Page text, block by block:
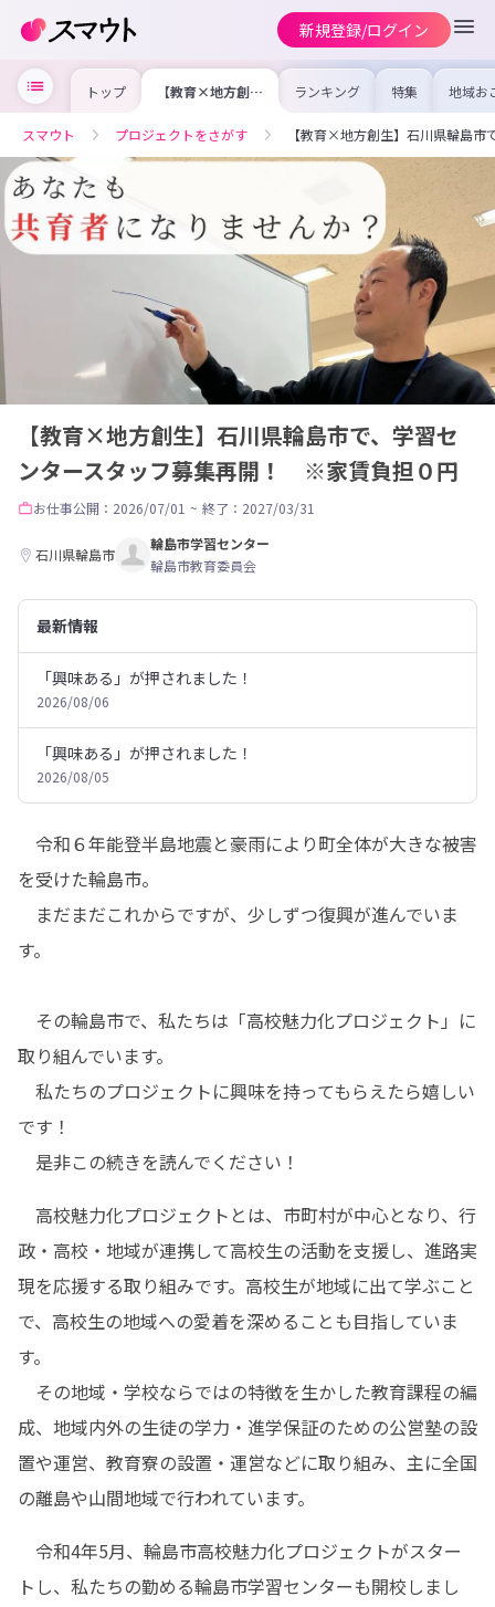
新規登録/ログイン
トップ 【教育×地方創
生】石川県輪島市
スタッフ募集再
開！ ※家賃負担
０円
ランキング 特集 地域お
の求
を集め
事内容
を比較
合った
けよう
スマウト プロジェクトをさがす 【教育×地方創生】石川県輪島
【教育×地方創生】石川県輪島市で、学習セ
ンタースタッフ募集再開！ ※家賃負担０円
お仕事公開：2026/07/01 ~ 終了：2027/03/31
石川県輪島市
輪島市学習センター
輪島市教育委員会
最新情報
「興味ある」が押されました！
2026/08/06
「興味ある」が押されました！
2026/08/05
令和６年能登半島地震と豪雨により町全体が大きな被害
を受けた輪島市。
まだまだこれからですが、少しずつ復興が進んでいま
す。
その輪島市で、私たちは「高校魅力化プロジェクト」に
取り組んでいます。
私たちのプロジェクトに興味を持ってもらえたら嬉しい
です！
是非この続きを読んでください！
高校魅力化プロジェクトとは、市町村が中心となり、行
政・高校・地域が連携して高校生の活動を支援し、進路実
現を応援する取り組みです。高校生が地域に出て学ぶこと
で、高校生の地域への愛着を深めることも目指していま
す。
その地域・学校ならではの特徴を生かした教育課程の編
成、地域内外の生徒の学力・進学保証のための公営塾の設
置や運営、教育寮の設置・運営などに取り組み、主に全国
の離島や山間地域で行われています。
令和4年5月、輪島市高校魅力化プロジェクトがスター
トし、私たちの勤める輪島市学習センターも開校しまし